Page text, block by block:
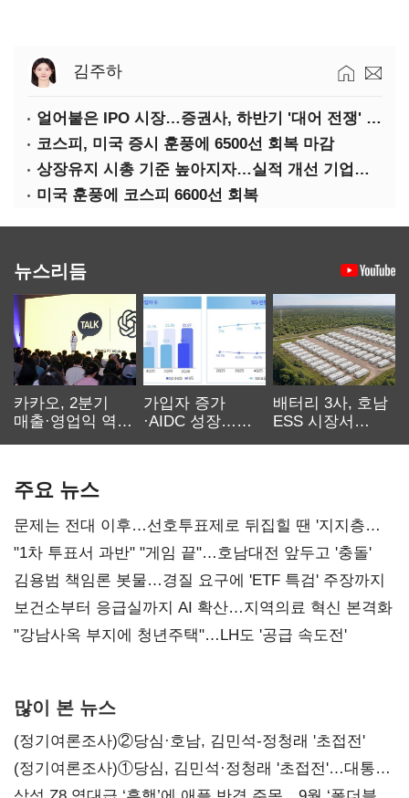
김주하
얼어붙은 IPO 시장…증권사, 하반기 '대어 전쟁' 기대
코스피, 미국 증시 훈풍에 6500선 회복 마감
상장유지 시총 기준 높아지자…실적 개선 기업도 '관리종목'
미국 훈풍에 코스피 6600선 회복
뉴스리듬
카카오, 2분기
매출·영업익 역대
가입자 증가
·AIDC 성장…
배터리 3사, 호남
ESS 시장서
주요 뉴스
문제는 전대 이후…선호투표제로 뒤집힐 땐 '지지층
불복'
"1차 투표서 과반" "게임 끝"…호남대전 앞두고 '충돌'
김용범 책임론 봇물…경질 요구에 'ETF 특검' 주장까지
보건소부터 응급실까지 AI 확산…지역의료 혁신 본격화
"강남사옥 부지에 청년주택"…LH도 '공급 속도전'
많이 본 뉴스
(정기여론조사)②당심·호남, 김민석-정청래 '초접전'
(정기여론조사)①당심, 김민석·정청래 '초접전'…대통령